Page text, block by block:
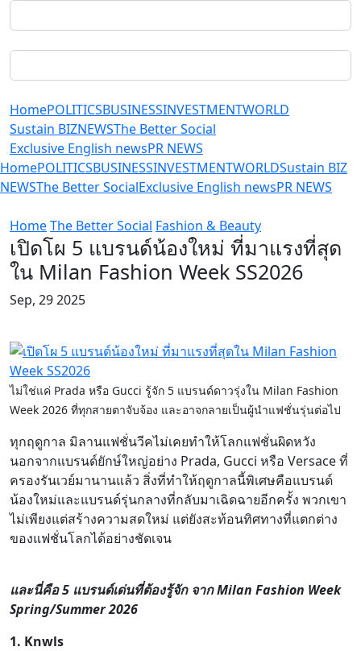
HomePOLITICSBUSINESSINVESTMENTWORLD
Sustain BIZNEWSThe Better Social
Exclusive English newsPR NEWS
HomePOLITICSBUSINESSINVESTMENTWORLDSustain BIZ
NEWSThe Better SocialExclusive English newsPR NEWS
HomeThe Better Social Fashion & Beauty
เปิดโผ 5 แบรนด์น้องใหม่ ที่มาแรงที่สุด
ใน Milan Fashion Week SS2026
Sep, 29 2025
ไม่ใช่แค่ Prada หรือ Gucci รู้จัก 5 แบรนด์ดาวรุ่งใน Milan Fashion
Week 2026 ที่ทุกสายตาจับจ้อง และอาจกลายเป็นผู้นำแฟชั่นรุ่นต่อไป
ทุกฤดูกาล มิลานแฟชั่นวีคไม่เคยทำให้โลกแฟชั่นผิดหวัง
นอกจากแบรนด์ยักษ์ใหญ่อย่าง Prada, Gucci หรือ Versace ที่
ครองรันเวย์มานานแล้ว สิ่งที่ทำให้ฤดูกาลนี้พิเศษคือแบรนด์
น้องใหม่และแบรนด์รุ่นกลางที่กลับมาเฉิดฉายอีกครั้ง พวกเขา
ไม่เพียงแต่สร้างความสดใหม่ แต่ยังสะท้อนทิศทางที่แตกต่าง
ของแฟชั่นโลกได้อย่างชัดเจน
และนี่คือ 5 แบรนด์เด่นที่ต้องรู้จัก จาก Milan Fashion Week
Spring/Summer 2026
1. Knwls